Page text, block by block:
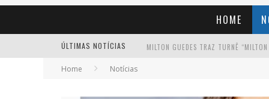
HOME
ÚLTIMAS NOTÍCIAS MILTON GUEDES TRAZ TURNÊ
Home Notícias